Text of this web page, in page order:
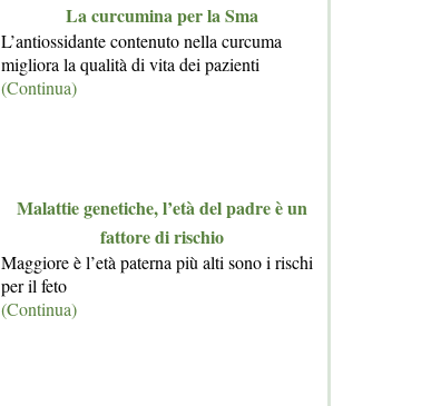
La curcumina per la Sma
L’antiossidante contenuto nella curcuma
migliora la qualità di vita dei pazienti
(Continua)
Malattie genetiche, l’età del padre è un
fattore di rischio
Maggiore è l’età paterna più alti sono i rischi
per il feto
(Continua)